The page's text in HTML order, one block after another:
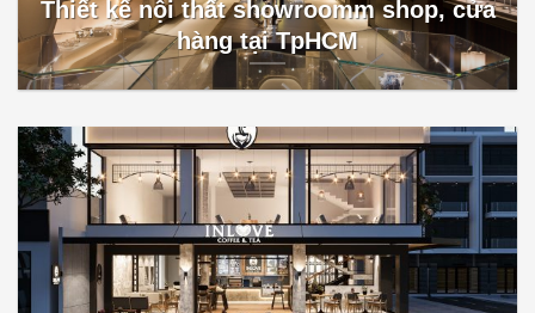
Thiết kế nội thất showroomm shop, cửa
hàng tại TpHCM